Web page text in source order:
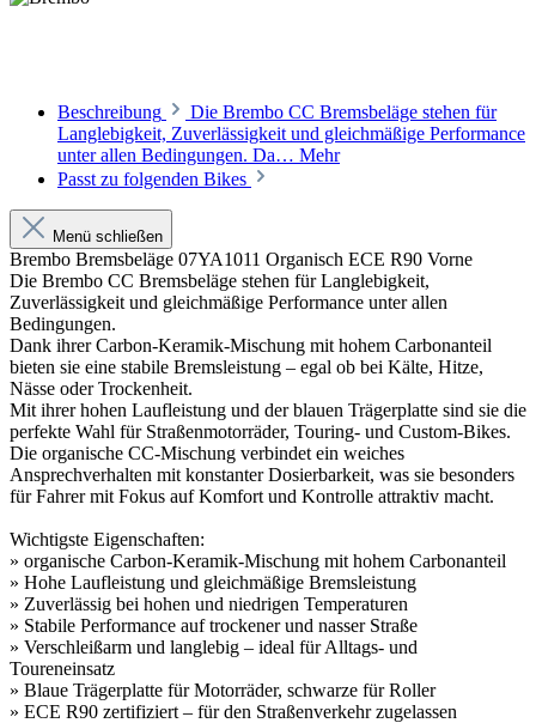
Beschreibung
Die Brembo CC Bremsbeläge stehen für
Langlebigkeit, Zuverlässigkeit und gleichmäßige Performance
unter allen Bedingungen. Da… Mehr
Passt zu folgenden Bikes
Menü schließen
Brembo Bremsbeläge 07YA1011 Organisch ECE R90 Vorne
Die Brembo CC Bremsbeläge stehen für Langlebigkeit,
Zuverlässigkeit und gleichmäßige Performance unter allen
Bedingungen.
Dank ihrer Carbon-Keramik-Mischung mit hohem Carbonanteil
bieten sie eine stabile Bremsleistung – egal ob bei Kälte, Hitze,
Nässe oder Trockenheit.
Mit ihrer hohen Laufleistung und der blauen Trägerplatte sind sie die
perfekte Wahl für Straßenmotorräder, Touring- und Custom-Bikes.
Die organische CC-Mischung verbindet ein weiches
Ansprechverhalten mit konstanter Dosierbarkeit, was sie besonders
für Fahrer mit Fokus auf Komfort und Kontrolle attraktiv macht.
Wichtigste Eigenschaften:
» organische Carbon-Keramik-Mischung mit hohem Carbonanteil
» Hohe Laufleistung und gleichmäßige Bremsleistung
» Zuverlässig bei hohen und niedrigen Temperaturen
» Stabile Performance auf trockener und nasser Straße
» Verschleißarm und langlebig – ideal für Alltags- und
Toureneinsatz
» Blaue Trägerplatte für Motorräder, schwarze für Roller
» ECE R90 zertifiziert – für den Straßenverkehr zugelassen